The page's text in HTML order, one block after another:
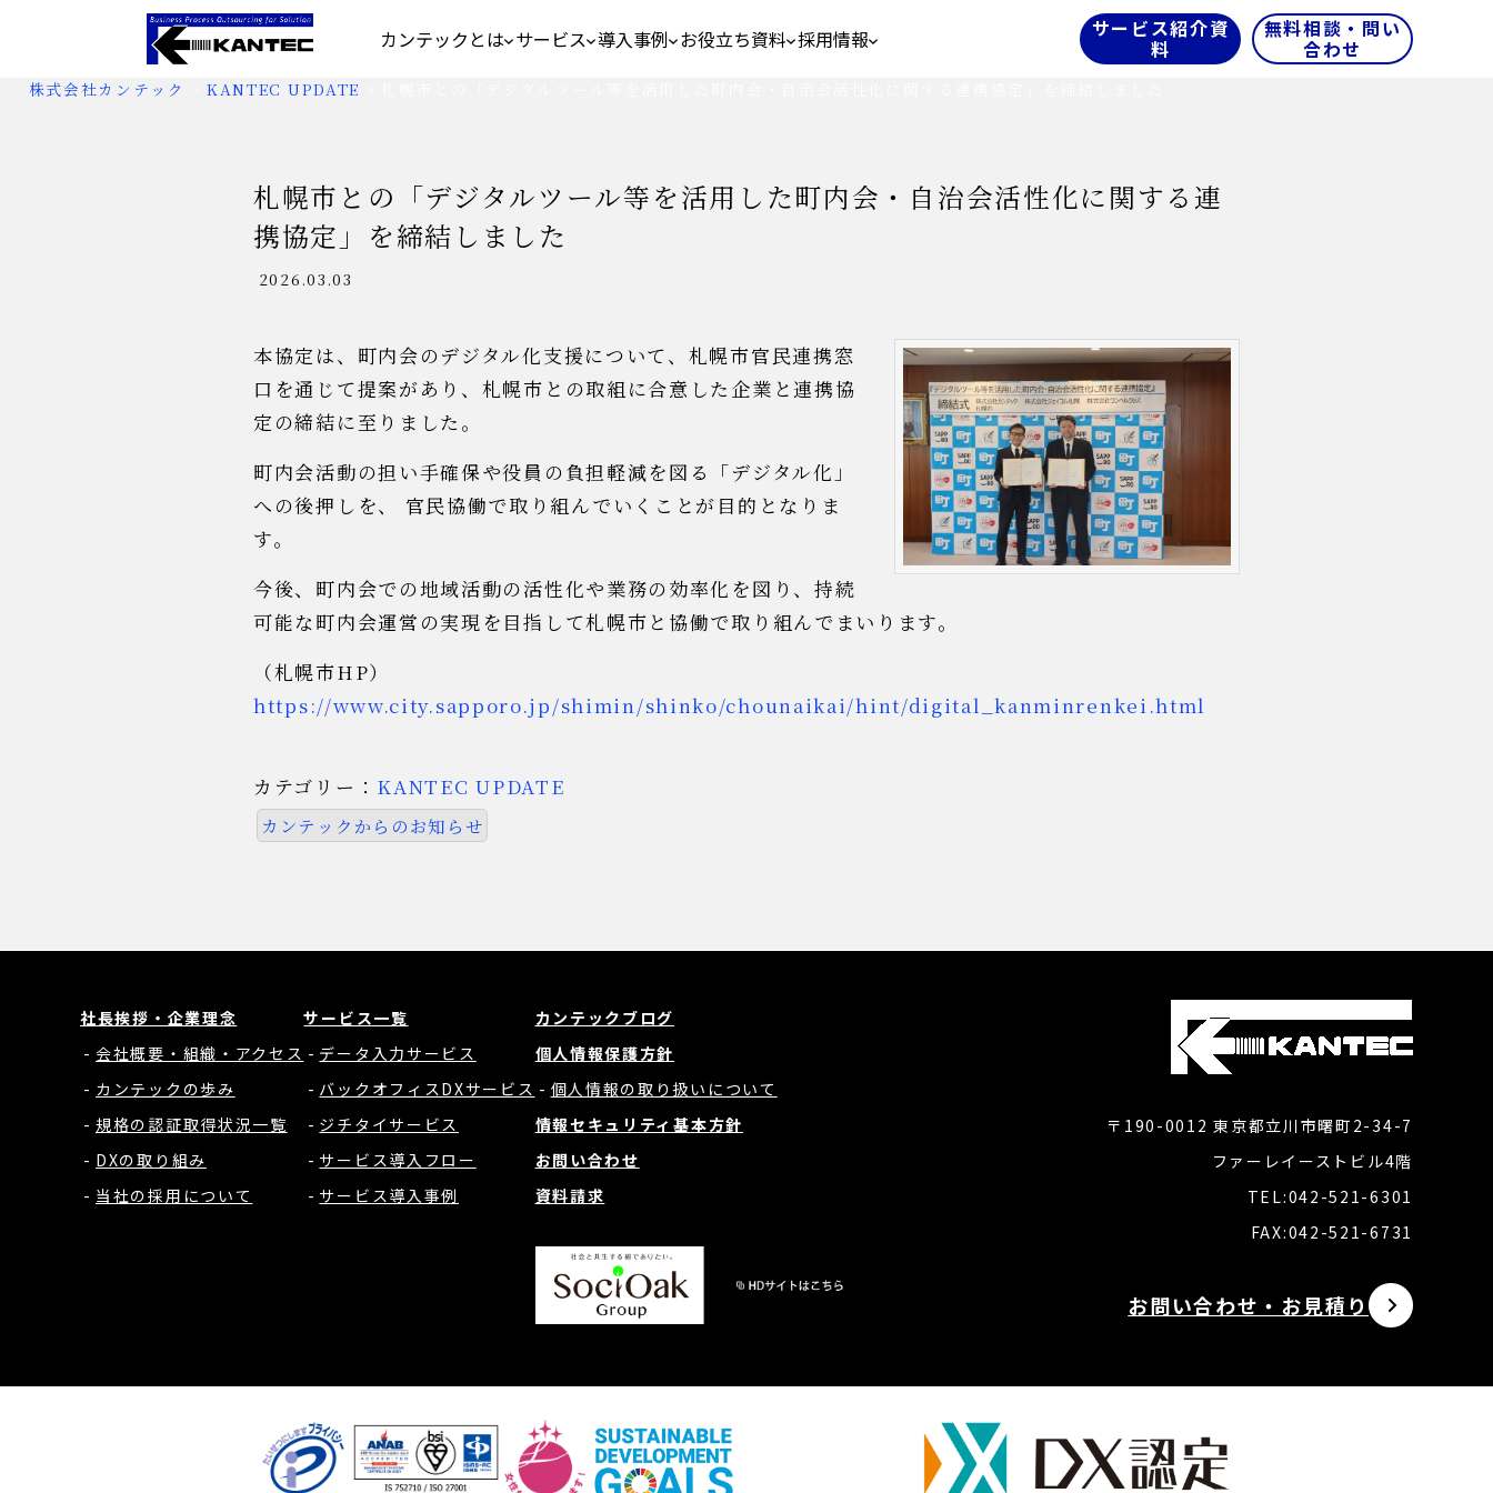
カンテックとは サービス 導入事例 お役立ち資料 採用情報 サービス紹介資
料
無料相談・問い
合わせ
株式会社カンテック KANTEC UPDATE
札幌市との「デジタルツール等を活用した町内会・自治会活性化に関する連
携協定」を締結しました
2026.03.03
本協定は、町内会のデジタル化支援について、札幌市官民連携窓
口を通じて提案があり、札幌市との取組に合意した企業と連携協
定の締結に至りました。
町内会活動の担い手確保や役員の負担軽減を図る「デジタル化」
への後押しを、 官民協働で取り組んでいくことが目的となりま
す。
今後、町内会での地域活動の活性化や業務の効率化を図り、持続
可能な町内会運営の実現を目指して札幌市と協働で取り組んでまいります。
（札幌市HP）
https://www.city.sapporo.jp/shimin/shinko/chounaikai/hint/digital_kanminrenkei.html
カテゴリー： KANTEC UPDATE
カンテックからのお知らせ
社長挨拶・企業理念
会社概要・組織・アクセス
カンテックの歩み
規格の認証取得状況一覧
DXの取り組み
当社の採用について
サービス一覧
データ入力サービス
バックオフィスDXサービス
ジチタイサービス
サービス導入フロー
サービス導入事例
カンテックブログ
個人情報保護方針
個人情報の取り扱いについて
情報セキュリティ基本方針
お問い合わせ
資料請求
〒190-0012 東京都立川市曙町2-34-7
ファーレイーストビル4階
TEL:042-521-6301
FAX:042-521-6731
お問い合わせ・お見積り